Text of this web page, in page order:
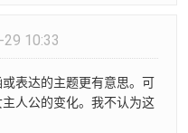
10:33
表达的主题更有意思。可
人公的变化。我不认为这